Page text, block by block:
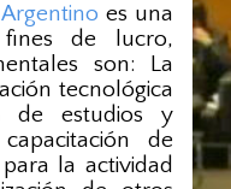
es una
fines de lucro,
son: La
tecnológica
de estudios y
de
la actividad